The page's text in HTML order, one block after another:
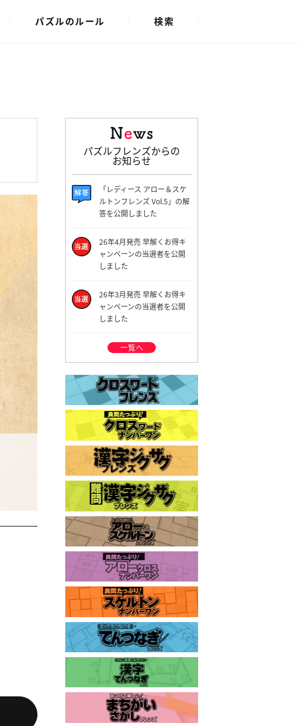
パズルのルール 検索
パズルフレンズからの
お知らせ
「レディース アロー＆スケ
ルトンフレンズ Vol.5」の解
答を公開しました
26年4月発売 早解くお得キ
ャンペーンの当選者を公開
しました
26年3月発売 早解くお得キ
ャンペーンの当選者を公開
しました
一覧へ